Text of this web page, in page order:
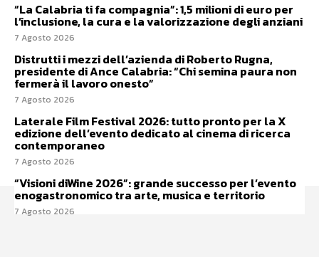
“La Calabria ti fa compagnia”: 1,5 milioni di euro per
l’inclusione, la cura e la valorizzazione degli anziani
7 Agosto 2026
Distrutti i mezzi dell’azienda di Roberto Rugna,
presidente di Ance Calabria: “Chi semina paura non
fermerà il lavoro onesto”
7 Agosto 2026
Laterale Film Festival 2026: tutto pronto per la X
edizione dell’evento dedicato al cinema di ricerca
contemporaneo
7 Agosto 2026
“Visioni diWine 2026”: grande successo per l’evento
enogastronomico tra arte, musica e territorio
7 Agosto 2026